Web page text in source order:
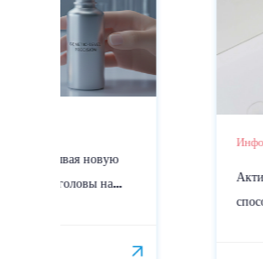
Активная DHA
способствует впитыванию